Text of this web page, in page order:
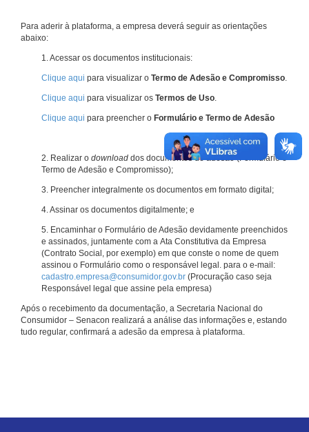
Para aderir à plataforma, a empresa deverá seguir as orientações
abaixo:
1. Acessar os documentos institucionais:
Clique aqui para visualizar o Termo de Adesão e Compromisso.
Clique aqui para visualizar os Termos de Uso.
Clique aqui para preencher o Formulário e Termo de Adesão
2. Realizar o download dos documentos de adesão (Formulário e
Termo de Adesão e Compromisso);
3. Preencher integralmente os documentos em formato digital;
4. Assinar os documentos digitalmente; e
5. Encaminhar o Formulário de Adesão devidamente preenchidos
e assinados, juntamente com a Ata Constitutiva da Empresa
(Contrato Social, por exemplo) em que conste o nome de quem
assinou o Formulário como o responsável legal. para o e-mail:
cadastro.empresa@consumidor.gov.br (Procuração caso seja
Responsável legal que assine pela empresa)
Após o recebimento da documentação, a Secretaria Nacional do
Consumidor – Senacon realizará a análise das informações e, estando
tudo regular, confirmará a adesão da empresa à plataforma.